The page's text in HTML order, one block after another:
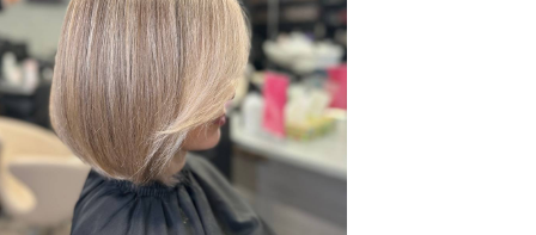
контакты
Московская обл., г. Чехов,
+7 (495) 067-12-93
Онлайн-запись